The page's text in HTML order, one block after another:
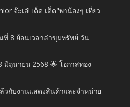
จ๊ะเอ๋! เด็ด เด็ด"พาน้องๆ เที่ยว
ที่ 8 ย้อนเวลาล่าขุมทรัพย์ วัน
มิถุนายน 2568 🌟 โอกาสทอง
วกับงานแสดงสินค้าและจำหน่าย